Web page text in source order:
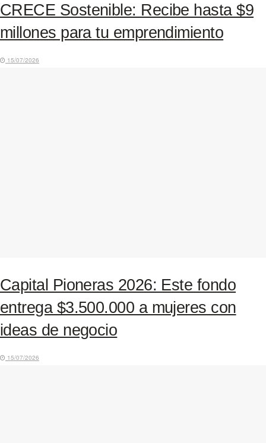
CRECE Sostenible: Recibe hasta $9
millones para tu emprendimiento
15/07/2026
Capital Pioneras 2026: Este fondo
entrega $3.500.000 a mujeres con
ideas de negocio
15/07/2026